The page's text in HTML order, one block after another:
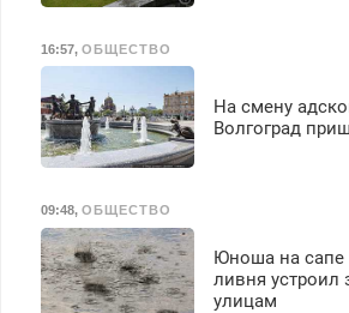
16:57, ОБЩЕСТВО
На смену
Волгоград
09:48, ОБЩЕСТВО
Юноша на сапе
ливня устроил
улицам